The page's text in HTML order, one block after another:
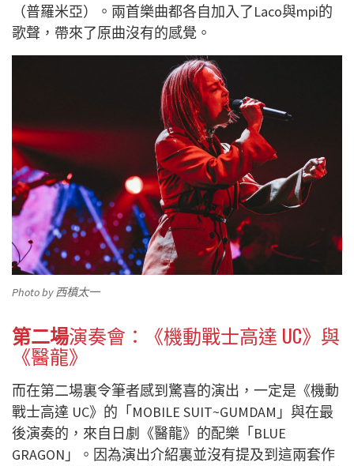
（普羅米亞）。兩首樂曲都各自加入了Laco與mpi的
歌聲，帶來了原曲沒有的感覺。
Photo by 西槙太一
第二場演奏會：《機動戰士高達 UC》與
《醫龍》
而在第二場裏令筆者感到驚喜的演出，一定是《機動
戰士高達 UC》的「MOBILE SUIT~GUMDAM」與在最
後演奏的，來自日劇《醫龍》的配樂「BLUE
GRAGON」。因為演出介紹裏並沒有提及到這兩套作